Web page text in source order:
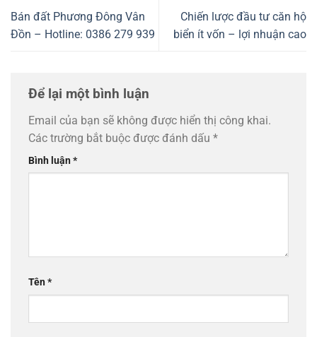
Bán đất Phương Đông Vân
Đồn – Hotline: 0386 279 939
Chiến lược đầu tư căn hộ
biển ít vốn – lợi nhuận cao
Để lại một bình luận
Email của bạn sẽ không được hiển thị công khai.
Các trường bắt buộc được đánh dấu *
Bình luận*
Tên*